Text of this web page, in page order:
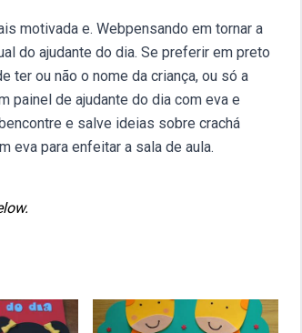
motivada e. Webpensando em tornar a
do ajudante do dia. Se preferir em preto
ter ou não o nome da criança, ou só a
painel de ajudante do dia com eva e
e salve ideias sobre crachá
eva para enfeitar a sala de aula.